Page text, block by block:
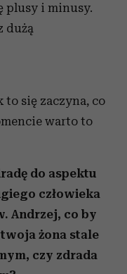
plusy i minusy.
dużą
to się zaczyna, co
warto to
do aspektu
człowieka
Andrzej, co by
twoja żona stale
czy zdrada